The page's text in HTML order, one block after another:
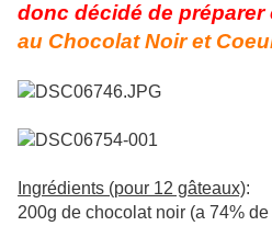
donc décidé de préparer
au Chocolat Noir et
Ingrédients (pour 12 gâteaux):
200g de chocolat noir (a 74%